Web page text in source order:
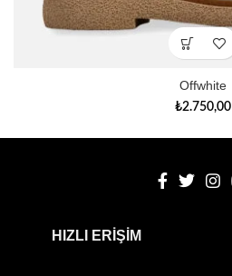
Offwhite
₺2.750,00
HIZLI ERİŞİM